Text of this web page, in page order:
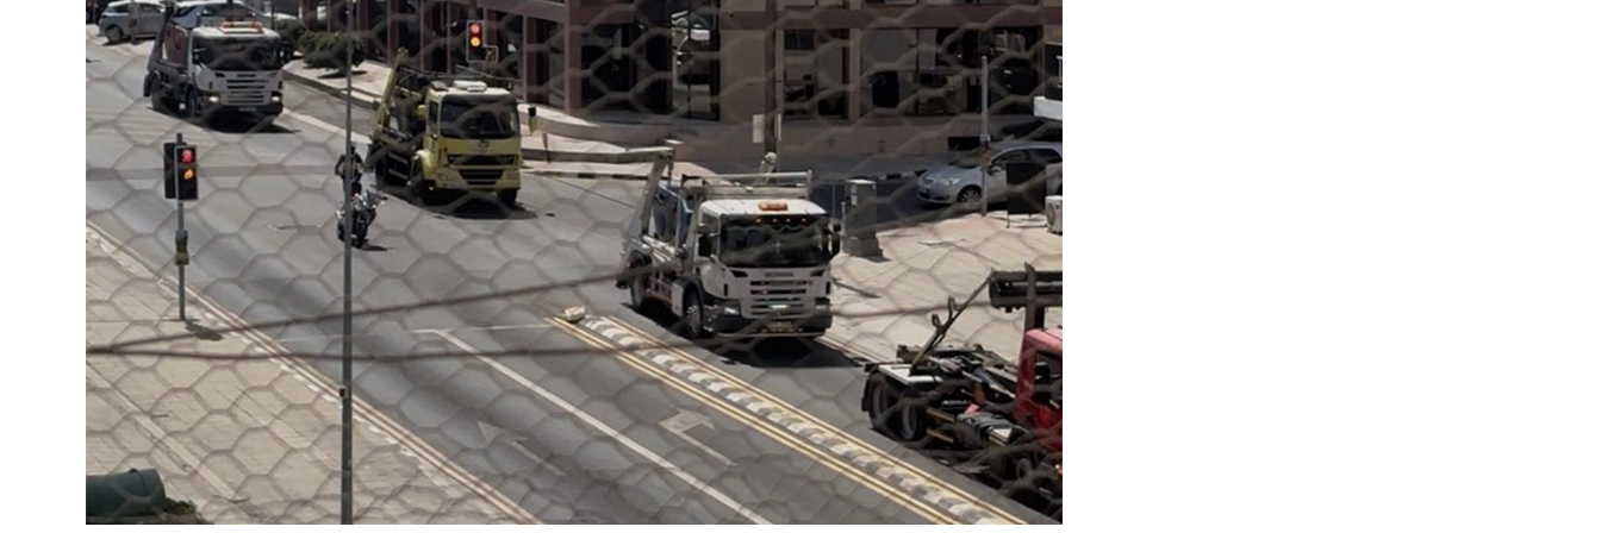
Ο πολίτης βλέπει την ακρίβεια στο
σουπερμάρκετ, τη διαφθορά στα
πρωτοσέλιδα και την κρίση στο
μεταναστευτικό στην τηλεόραση. Δεν
βλέπει όμως τα ρεπορτάζ για τα υδροφόρα
στρώματα που στερεύουν, ούτε για την
ερημοποίηση που προχωρά.
Δεύτερον, οι επιπτώσεις της κλιματικής αλλαγής έχουν σχεδόν εξοικειωθεί. Οι Κύπριοι
μεγάλωσαν με ζέστη, πυρκαγιές και λειψυδρία. Η μέρα με 45°C πια δεν συγκλονίζει, είναι
άλλη μια καλοκαιρινή μέρα. Όσο η καταστροφή μοιάζει με το φυσιολογικό, τόσο η πολιτική
βαρύτητά της μειώνεται. Τρίτον, οι κυβερνήσεις, διαχρονικά, δεν έχουν χτίσει το αφήγημα ότι
η κλιματική κρίση είναι οικονομικό και κοινωνικό πρόβλημα. Παραμένει ακόμη παγιδευμένη
στο περιβαλλοντικό της κουτάκι, σαν να αφορά μόνο φυσιολάτρες και οικολόγους και όχι